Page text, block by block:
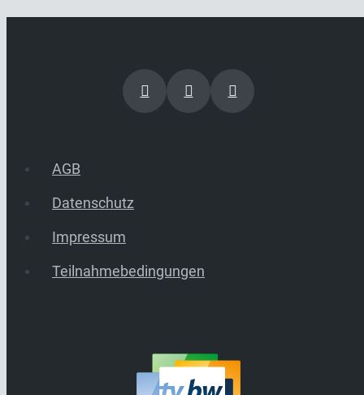
AGB
Datenschutz
Impressum
Teilnahmebedingungen